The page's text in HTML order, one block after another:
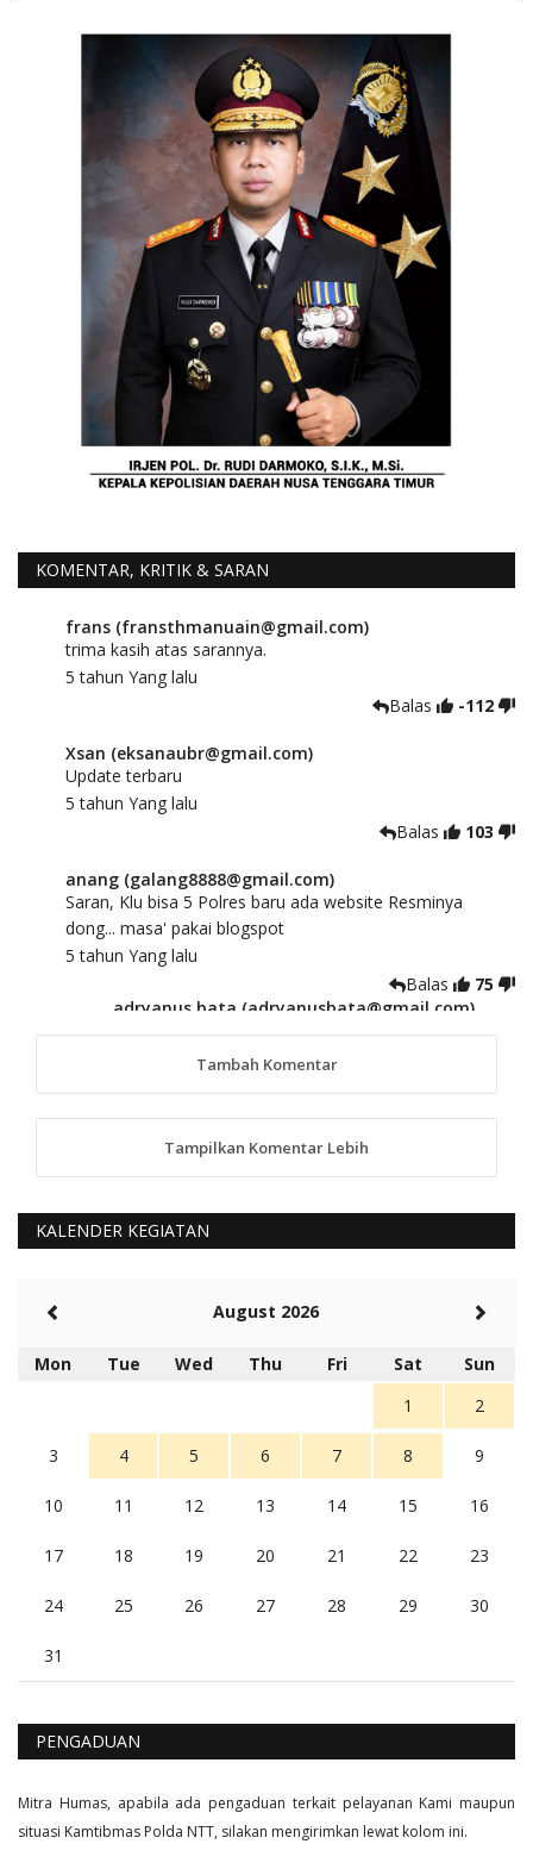
KOMENTAR, KRITIK & SARAN
frans (fransthmanuain@gmail.com)
trima kasih atas sarannya.
5 tahun Yang lalu
Balas
-112
Xsan (eksanaubr@gmail.com)
Update terbaru
5 tahun Yang lalu
Balas
103
anang (galang8888@gmail.com)
Saran, Klu bisa 5 Polres baru ada website Resminya
dong... masa' pakai blogspot
5 tahun Yang lalu
Balas
75
adryanus bata (adryanusbata@gmail.com)
TKS atas saran dan masukannya, akan kami
tindaklanjuti
anggy (anakkaos@gmail.com)
Kami perantu bisa baca langsung terkait Pilkada Sumba
5 tahun Yang lalu
Rambu (rambu03@gmail.com)
Berita Polres Sumba Barat Mantap
5 tahun Yang lalu
Balas
16
Tambah Komentar
Tampilkan Komentar Lebih
KALENDER KEGIATAN
August 2026
Mon Tue Wed Thu Fri Sat
Sun
1
2
3 4 5 6 7 8 9
10 11 12 13 14 15 16
17 18 19 20 21 22 23
24 25 26 27 28 29 30
31
PENGADUAN
Mitra Humas, apabila ada pengaduan terkait pelayanan Kami maupun
situasi Kamtibmas Polda NTT, silakan mengirimkan lewat kolom ini.